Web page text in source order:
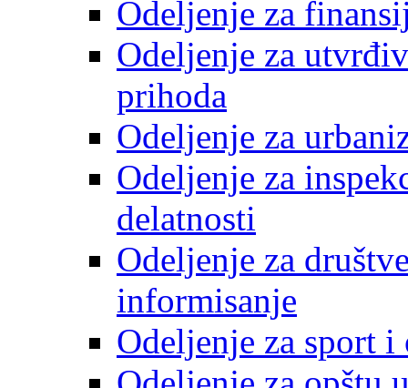
Odeljenje za
Odeljenje za
prihoda
Odeljenje za
Odeljenje za
delatnosti
Odeljenje za
informisanje
Odeljenje za sport